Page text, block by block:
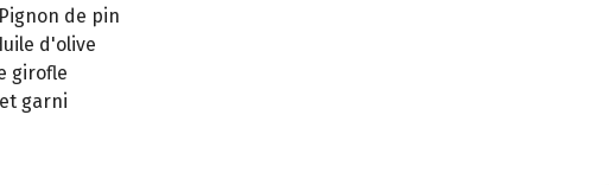
de pin
d'olive
girofle
garni